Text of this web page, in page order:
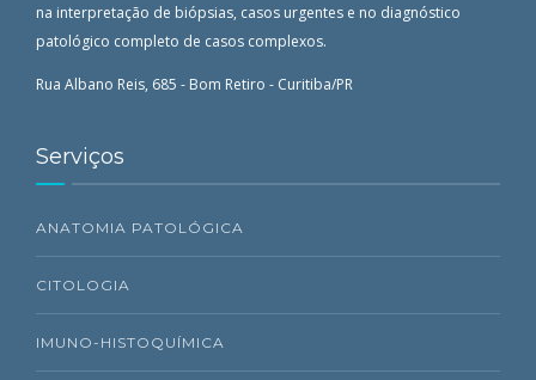
na interpretação de biópsias, casos urgentes e no diagnóstico
patológico completo de casos complexos.
Rua Albano Reis, 685 - Bom Retiro - Curitiba/PR
Serviços
ANATOMIA PATOLÓGICA
CITOLOGIA
IMUNO-HISTOQUÍMICA